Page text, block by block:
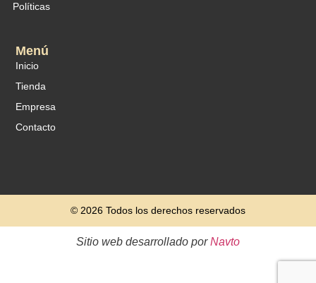
Políticas
Menú
Inicio
Tienda
Empresa
Contacto
© 2026 Todos los derechos reservados
Sitio web desarrollado porNavto